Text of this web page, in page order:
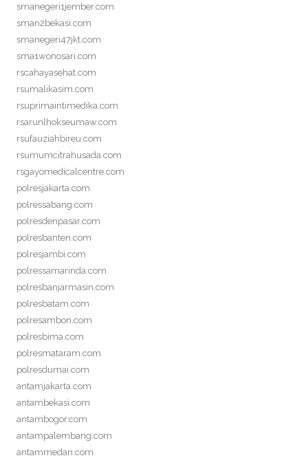
smanegeri1jember.com
sman2bekasi.com
smanegeri47jkt.com
sma1wonosari.com
rscahayasehat.com
rsumalikasim.com
rsuprimaintimedika.com
rsarunlhokseumaw.com
rsufauziahbireu.com
rsumumcitrahusada.com
rsgayomedicalcentre.com
polresjakarta.com
polressabang.com
polresdenpasar.com
polresbanten.com
polresjambi.com
polressamarinda.com
polresbanjarmasin.com
polresbatam.com
polresambon.com
polresbima.com
polresmataram.com
polresdumai.com
antamjakarta.com
antambekasi.com
antambogor.com
antampalembang.com
antammedan.com